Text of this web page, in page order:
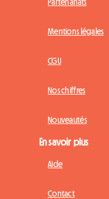
Partenariats
Mentions légales
CGU
Nos chiffres
Nouveautés
En savoir plus
Aide
Contact